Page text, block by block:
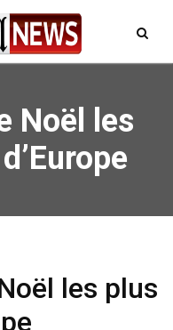
Noël les
les plus